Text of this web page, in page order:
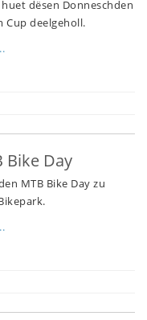
dësen Donneschden
Cup deelgeholl.
Bike Day
MTB Bike Day zu